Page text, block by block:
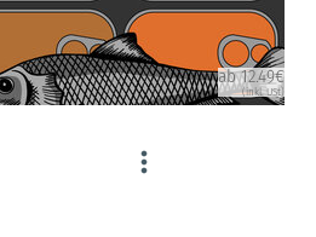
ab 12.49€
(inkl. USt)